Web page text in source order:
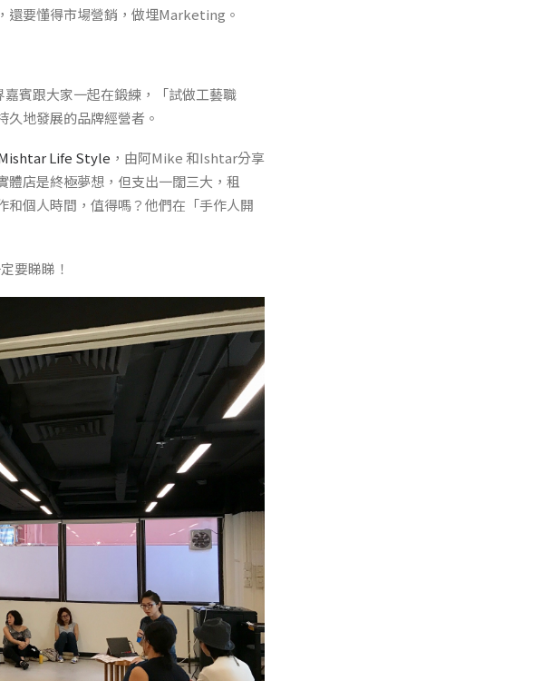
還要懂得市場營銷，做埋Marketing。
賓跟大家一起在鍛練，「試做工藝職
地發展的品牌經營者。
Life Style ，由阿Mike 和Ishtar分享
店是終極夢想，但支出一闊三大，租
個人時間，值得嗎？他們在「手作人開
要睇睇！